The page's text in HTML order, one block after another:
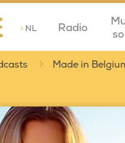
>NL Radio
Made in